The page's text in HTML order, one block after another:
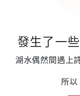
發生了一
湖水偶然間遇上
所以